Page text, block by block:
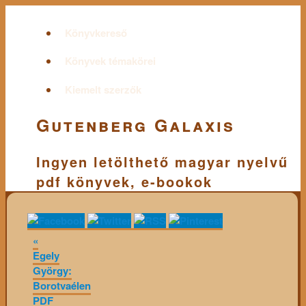
Könyvkereső
Könyvek témakörei
Kiemelt szerzők
Gutenberg Galaxis
Ingyen letölthető magyar nyelvű
pdf könyvek, e-bookok
«
Egely
György:
Borotvaélen
PDF